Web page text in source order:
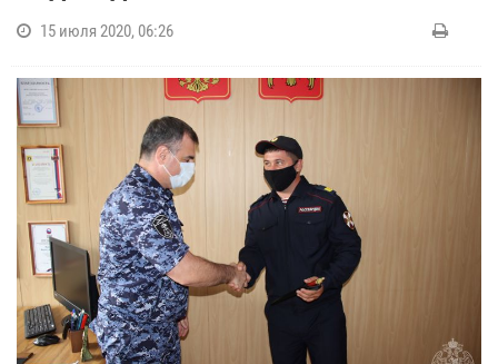
15 июля 2020, 06:26